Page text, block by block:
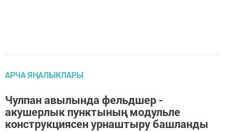
АРЧА ЯҢАЛЫКЛАРЫ
Чулпан авылында фельдшер -
акушерлык пунктының модульле
конструкциясен урнаштыру башланды